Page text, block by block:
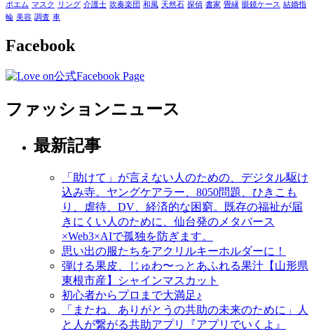
ポエム マスク リング 介護士 吹奏楽団 和風 天然石 探偵 書家 畳縁 眼鏡ケース 結婚指
輪 美容 調査 車
Facebook
ファッションニュース
最新記事
「助けて」が言えない人のための、デジタル駆け
込み寺。ヤングケアラー、8050問題、ひきこも
り、虐待、DV、経済的な困窮。既存の福祉が届
きにくい人のために、仙台発のメタバース
×Web3×AIで孤独を防ぎます。
思い出の服たちをアクリルキーホルダーに！
弾ける果皮、じゅわ〜っとあふれる果汁【山形県
東根市産】シャインマスカット
初心者からプロまで大満足♪
「またね、ありがとうの共助の未来のために」人
と人が繋がる共助アプリ『アプリでいくよ』